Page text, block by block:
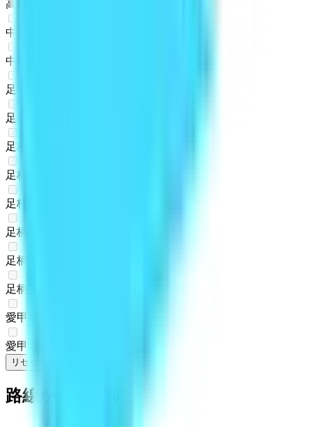
高座郡寒川町
中郡大磯町
中郡二宮町
足柄上郡中井町
足柄上郡大井町
足柄上郡松田町
足柄上郡山北町
足柄上郡開成町
足柄下郡箱根町
足柄下郡真鶴町
足柄下郡湯河原町
愛甲郡愛川町
愛甲郡清川村
リセット
路線からさがす